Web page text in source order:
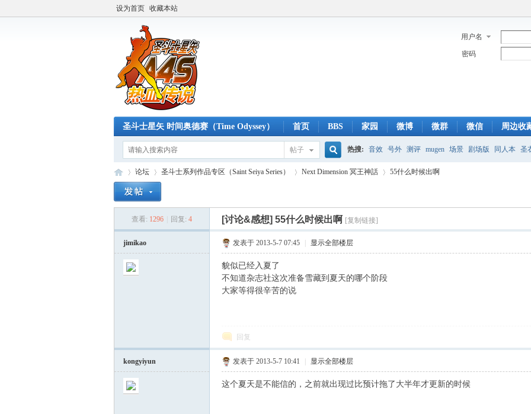
设为首页 收藏本站
用户名
密码
圣斗士星矢 时间奥德赛（Time Odyssey） 首页 BBS 家园 微博 微群 微信 周边收
帖子
索
热搜: 音效 号外 测评 mugen 场景 剧场版 同人本 圣
蓝光版 白羊 冥王神话 CBC
论坛
›
圣斗士系列作品专区（Saint Seiya Series）
›
Next Dimension 冥王神話 55什么时候出啊
查看: 1296 回复: 4 [讨论&感想] 55什么时候出啊 [复制链接]
jimikao 发表于 2013-5-7 07:45 显示全部楼层
貌似已经入夏了
不知道杂志社这次准备雪藏到夏天的哪个阶段
大家等得很辛苦的说
回复
kongyiyun 发表于 2013-5-7 10:41 显示全部楼层
这个夏天是不能信的，之前就出现过比预计拖了大半年才更新的时候